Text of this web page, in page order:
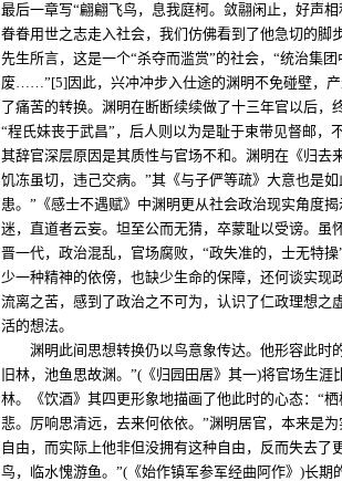
最后一章写“翩翩飞鸟，息我庭柯。敛翮闲止，好声
眷眷用世之志走入社会，我们仿佛看到了他急切的脚
先生所言，这是一个“杀夺而滥赏”的社会，“统治集
废……”[5]因此，兴冲冲步入仕途的渊明不免碰壁，
了痛苦的转换。渊明在断断续续做了十三年官以后
“程氏妹丧于武昌”，后人则以为是耻于束带见督邮，
其辞官深层原因是其质性与官场不和。渊明在《归去
饥冻虽切，违己交病。”其《与子俨等疏》大意也是
患。”《感士不遇赋》中渊明更从社会政治现实角度
迷，直道者云妄。坦至公而无猜，卒蒙耻以受谤。虽
晋一代，政治混乱，官场腐败，“政失准的，士无特
少一种精神的依傍，也缺少生命的保障，还何谈实
流离之苦，感到了政治之不可为，认识了仁政理想之
活的想法。
渊明此间思想转换仍以鸟意象传达。他形容此时
旧林，池鱼思故渊。”(《归园田居》其一)将官场生
林。《饮酒》其四更形象地描画了他此时的心态：“
悲。厉响思清远，去来何依依。”渊明居官，本来是
自由，而实际上他非但没拥有这种自由，反而失去
鸟，临水愧游鱼。”(《始作镇军参军经曲阿作》)长